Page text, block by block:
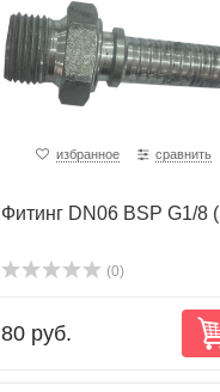
избранное сравнить
Фитинг DN06 BSP G1/8
(0)
80 руб.